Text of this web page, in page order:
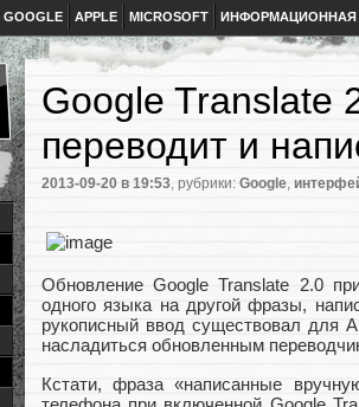
GOOGLE APPLE MICROSOFT ИНФОРМАЦИОННАЯ
Google Translate
переводит и
2013-09-20 в 19:53, рубрики: Google,
Обновление Google Translate 2.0
одного языка на другой фразы,
рукописный ввод существовал для
насладиться обновленным
Кстати, фраза «написанные